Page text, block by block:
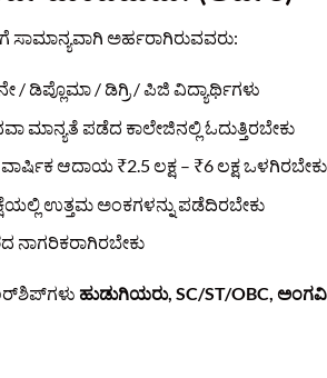
ಸಾಮಾನ್ಯವಾಗಿ ಅರ್ಹರಾಗಿರುವವರು:
/ ಡಿಪ್ಲೊಮಾ / ಡಿಗ್ರಿ / ಪಿಜಿ ವಿದ್ಯಾರ್ಥಿಗಳು
ಮಾನ್ಯತೆ ಪಡೆದ ಕಾಲೇಜಿನಲ್ಲಿ ಓದುತ್ತಿರಬೇಕು
ಆದಾಯ ₹2.5 ಲಕ್ಷ – ₹6 ಲಕ್ಷ
ಉತ್ತಮ ಅಂಕಗಳನ್ನು ಪಡೆದಿರಬೇಕು
ನಾಗರಿಕರಾಗಿರಬೇಕು
ಹುಡುಗಿಯರು, SC/ST/OBC,